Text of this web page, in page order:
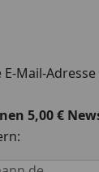
E-Mail-
5,00 €